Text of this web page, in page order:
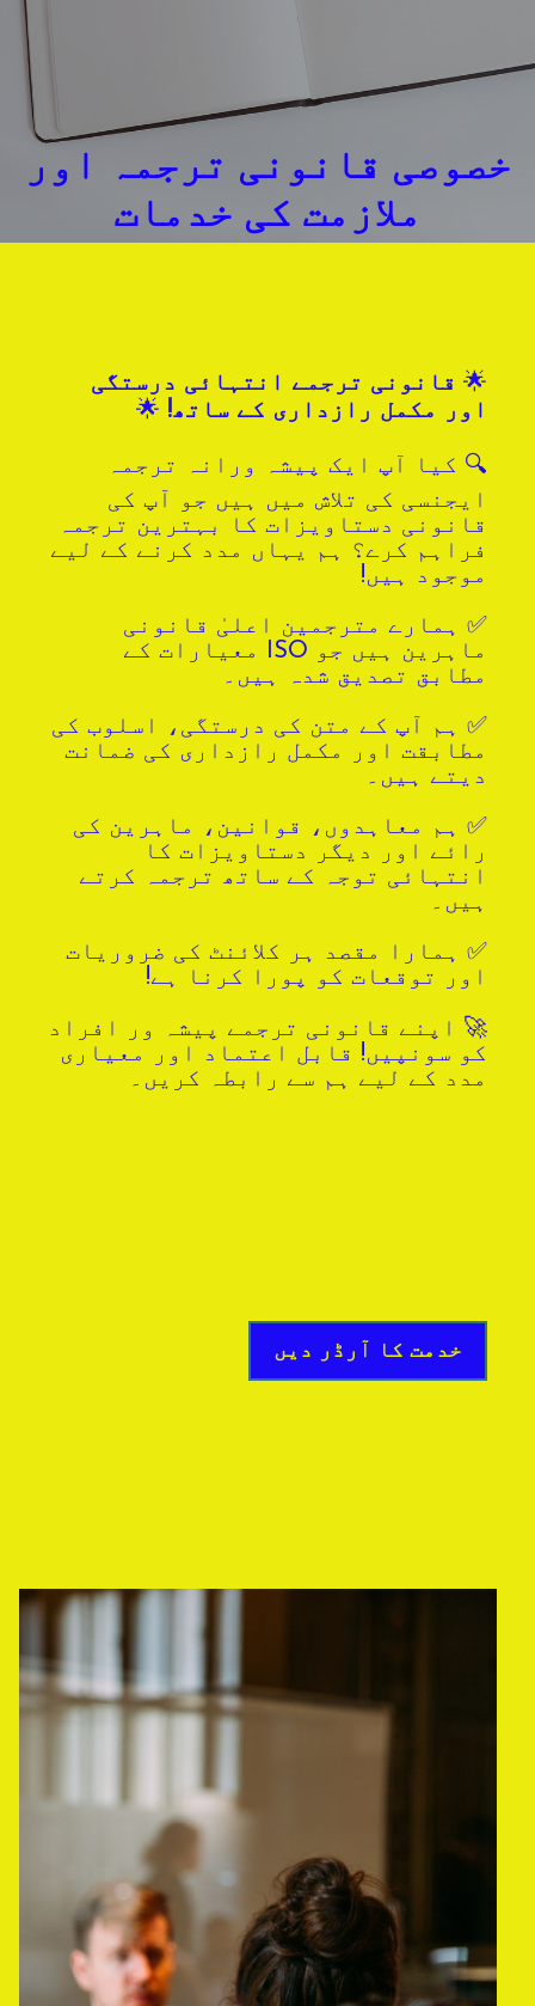
خصوصی قانونی ترجمہ اور
ملازمت کی خدمات
🌟 قانونی ترجمے انتہائی درستگی
اور مکمل رازداری کے ساتھ! 🌟
🔍 کیا آپ ایک پیشہ ورانہ ترجمہ
ایجنسی کی تلاش میں ہیں جو آپ کی
قانونی دستاویزات کا بہترین ترجمہ
فراہم کرے؟ ہم یہاں مدد کرنے کے لیے
موجود ہیں!
✅ ہمارے مترجمین اعلیٰ قانونی
ماہرین ہیں جو ISO معیارات کے
مطابق تصدیق شدہ ہیں۔
✅ ہم آپ کے متن کی درستگی، اسلوب کی
مطابقت اور مکمل رازداری کی ضمانت
دیتے ہیں۔
✅ ہم معاہدوں، قوانین، ماہرین کی
رائے اور دیگر دستاویزات کا
انتہائی توجہ کے ساتھ ترجمہ کرتے
ہیں۔
✅ ہمارا مقصد ہر کلائنٹ کی ضروریات
اور توقعات کو پورا کرنا ہے!
🚀 اپنے قانونی ترجمے پیشہ ور افراد
کو سونپیں! قابل اعتماد اور معیاری
مدد کے لیے ہم سے رابطہ کریں۔
خدمت کا آرڈر دیں